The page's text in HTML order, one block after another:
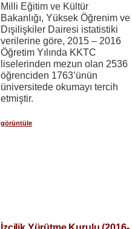
Milli Eğitim ve Kültür
Bakanlığı, Yüksek Öğrenim ve
Dışilişkiler Dairesi istatistiki
verilerine göre, 2015 – 2016
Öğretim Yılında KKTC
liselerinden mezun olan 2536
öğrenciden 1763’ünün
üniversitede okumayı tercih
etmiştir.
görüntüle